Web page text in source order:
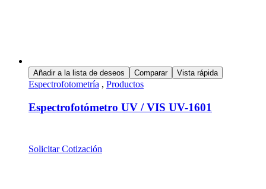
Añadir a la lista de deseos Comparar Vista rápida
Espectrofotometría , Productos
Espectrofotómetro UV / VIS UV-1601
Solicitar Cotización